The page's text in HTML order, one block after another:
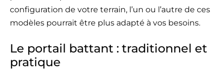
configuration de votre terrain, l’un ou l’autre de ces
modèles pourrait être plus adapté à vos besoins.
Le portail battant : traditionnel et
pratique